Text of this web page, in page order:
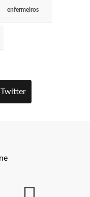
enfermeiros
Twitter